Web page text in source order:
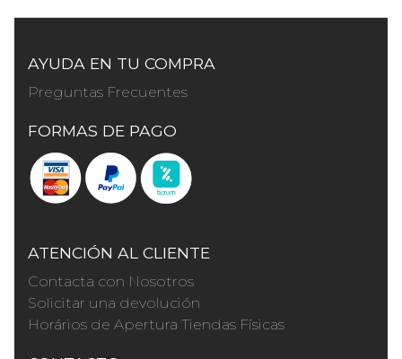
AYUDA EN TU COMPRA
Preguntas Frecuentes
FORMAS DE PAGO
ATENCIÓN AL CLIENTE
Contacta con Nosotros
Solicitar una devolución
Horários de Apertura Tiendas Físicas